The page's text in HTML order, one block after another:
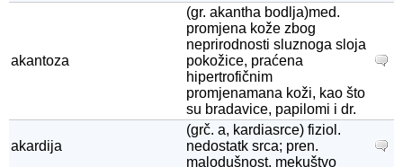
akantoza
(gr. akantha bodlja)med.
promjena kože zbog
neprirodnosti sluznoga sloja
pokožice, praćena
hipertrofičnim
promjenamana koži, kao što
su bradavice, papilomi i dr.
akardija
(grč. a, kardiasrce) fiziol.
nedostatk srca; pren.
malodušnost, mekuštvo